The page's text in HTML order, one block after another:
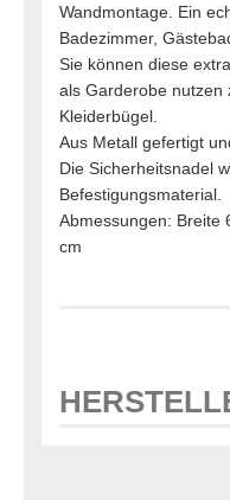
Wandmontage. Ein
Badezimmer,
Sie können diese
als Garderobe nutzen
Kleiderbügel.
Aus Metall gefertigt
Die Sicherheitsnadel
Befestigungsmaterial.
Abmessungen: Breite
cm